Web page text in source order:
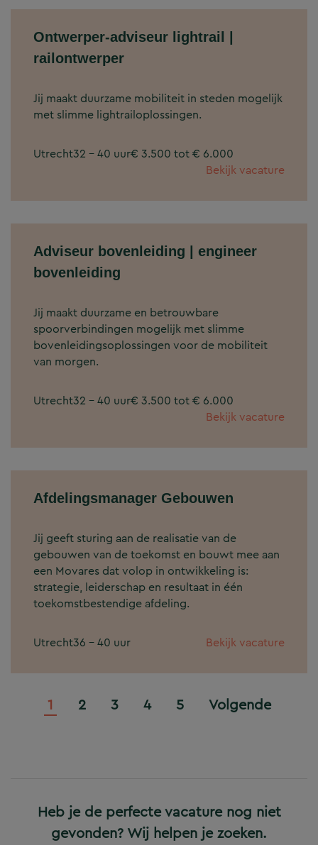
Ontwerper-adviseur lightrail |
railontwerper
Jij maakt duurzame mobiliteit in steden mogelijk
met slimme lightrailoplossingen.
Utrecht32 - 40 uur€ 3.500 tot € 6.000
Bekijk vacature
Adviseur bovenleiding | engineer
bovenleiding
Jij maakt duurzame en betrouwbare
spoorverbindingen mogelijk met slimme
bovenleidingsoplossingen voor de mobiliteit
van morgen.
Utrecht32 - 40 uur€ 3.500 tot € 6.000
Bekijk vacature
Afdelingsmanager Gebouwen
Jij geeft sturing aan de realisatie van de
gebouwen van de toekomst en bouwt mee aan
een Movares dat volop in ontwikkeling is:
strategie, leiderschap en resultaat in één
toekomstbestendige afdeling.
Utrecht36 - 40 uur Bekijk vacature
1 2 3 4 5 Volgende
Heb je de perfecte vacature nog niet
gevonden? Wij helpen je zoeken.